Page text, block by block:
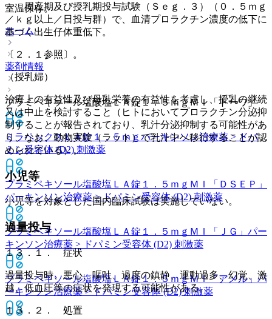
室温保存。
ホーム
薬剤情報
プラミペキソール塩酸塩ＬＡ錠１．５ｍｇＭＩ「トーワ」
ミラペックスＬＡ錠１．５ｍｇ パーキンソン治療薬 > ドパ
ミン受容体 (D2) 刺激薬
プラミペキソール塩酸塩ＬＡ錠１．５ｍｇＭＩ「ＤＳＥＰ」
パーキンソン治療薬 > ドパミン受容体 (D2) 刺激薬
プラミペキソール塩酸塩ＬＡ錠１．５ｍｇＭＩ「ＪＧ」 パー
キンソン治療薬 > ドパミン受容体 (D2) 刺激薬
プラミペキソール塩酸塩ＬＡ錠１．５ｍｇＭＩ「アメル」 パ
ーキンソン治療薬 > ドパミン受容体 (D2) 刺激薬
・ 周産期及び授乳期投与試験（Ｓｅｇ．３）（０．５ｍｇ
／ｋｇ以上／日投与群）で、血清プロラクチン濃度の低下に
基づく出生仔体重低下。
〔２．１参照〕。
（授乳婦）
治療上の有益性及び母乳栄養の有益性を考慮し、授乳の継続
又は中止を検討すること（ヒトにおいてプロラクチン分泌抑
制することが報告されており、乳汁分泌抑制する可能性があ
り、なお、動物実験（ラット）で乳汁中へ移行することが認
められている）。
小児等
小児等を対象とした国内臨床試験は実施していない。
過量投与
１３．１． 症状
過量投与時、悪心、嘔吐、過度の鎮静、運動過多、幻覚、激
越、低血圧等の症状を発現する可能性がある。
１３．２． 処置